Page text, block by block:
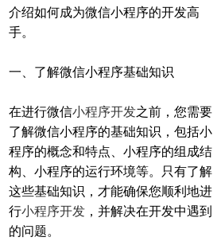
介绍如何成为微信小程序的开发高
手。
一、了解微信小程序基础知识
在进行微信小程序开发之前，您需要
了解微信小程序的基础知识，包括小
程序的概念和特点、小程序的组成结
构、小程序的运行环境等。只有了解
这些基础知识，才能确保您顺利地进
行小程序开发 ，并解决在开发中遇到
的问题。